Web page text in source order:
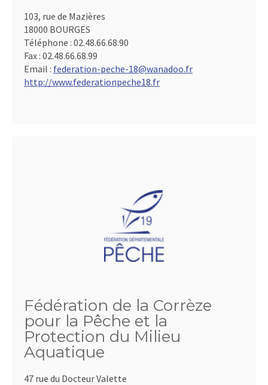
103, rue de Mazières
18000 BOURGES
Téléphone : 02.48.66.68.90
Fax : 02.48.66.68.99
Email : federation-peche-18@wanadoo.fr
http://www.federationpeche18.fr
Fédération de la Corrèze
pour la Pêche et la
Protection du Milieu
Aquatique
47 rue du Docteur Valette